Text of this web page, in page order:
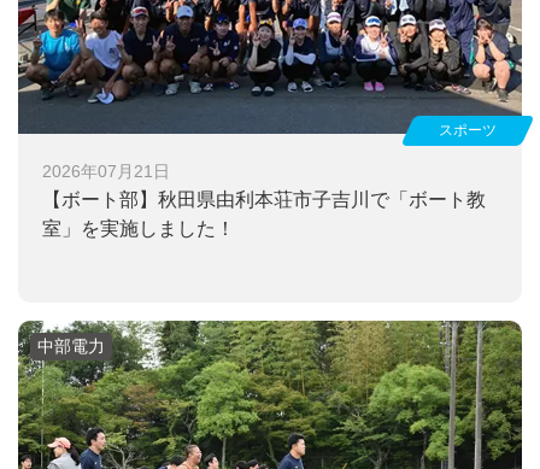
2026年07月21日
【ボート部】 秋田県由利本荘市子吉川で「ボート教
室」を実施しました！
スポーツ
中部電力